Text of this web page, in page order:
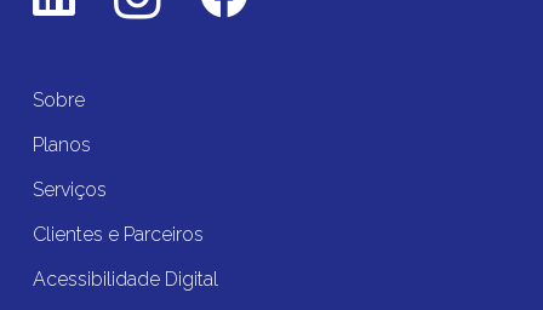
Sobre
Planos
Serviços
Clientes e Parceiros
Acessibilidade Digital